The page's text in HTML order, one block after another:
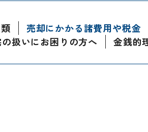
売却にかかる諸費用や税金
扱いにお困りの方へ 金銭的